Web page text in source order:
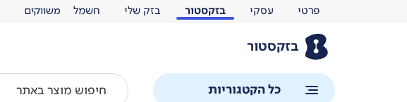
פרטי עסקי בזקסטור בזק שלי חשמל
בזקסטור
כל הקטגוריות
משווקים